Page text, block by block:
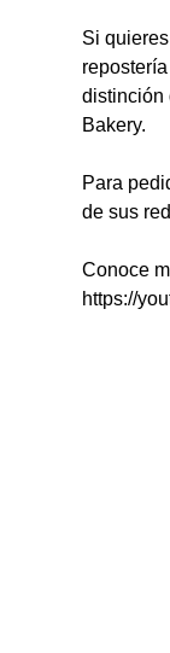
Si
distinción
Bakery.
Para
de sus
Conoce
https://